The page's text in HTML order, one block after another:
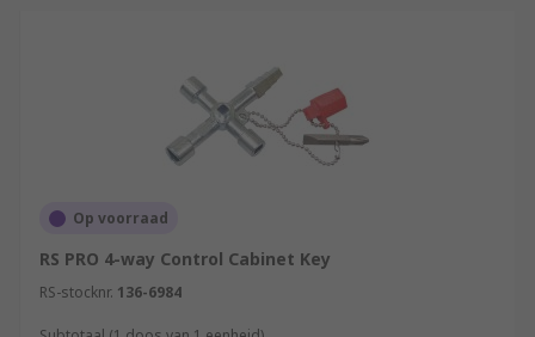
Op voorraad
RS PRO 4-way Control Cabinet Key
RS-stocknr. 136-6984